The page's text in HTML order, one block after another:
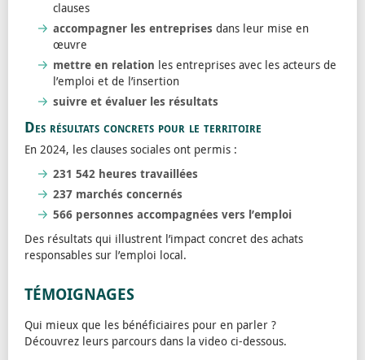
clauses
accompagner les entreprises dans leur mise en
œuvre
mettre en relation les entreprises avec les acteurs de
l’emploi et de l’insertion
suivre et évaluer les résultats
Des résultats concrets pour le territoire
En 2024, les clauses sociales ont permis :
231 542 heures travaillées
237 marchés concernés
566 personnes accompagnées vers l’emploi
Des résultats qui illustrent l’impact concret des achats
responsables sur l’emploi local.
TÉMOIGNAGES
Qui mieux que les bénéficiaires pour en parler ?
Découvrez leurs parcours dans la video ci-dessous.